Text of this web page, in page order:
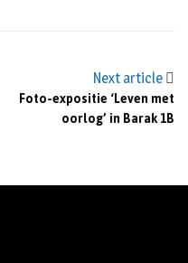
Next article
Foto-expositie ‘Leven met
oorlog’ in Barak 1B